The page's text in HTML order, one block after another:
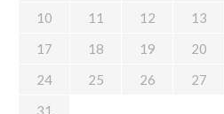
10
11 12 13
17
18 19 20
24
25 26 27
31